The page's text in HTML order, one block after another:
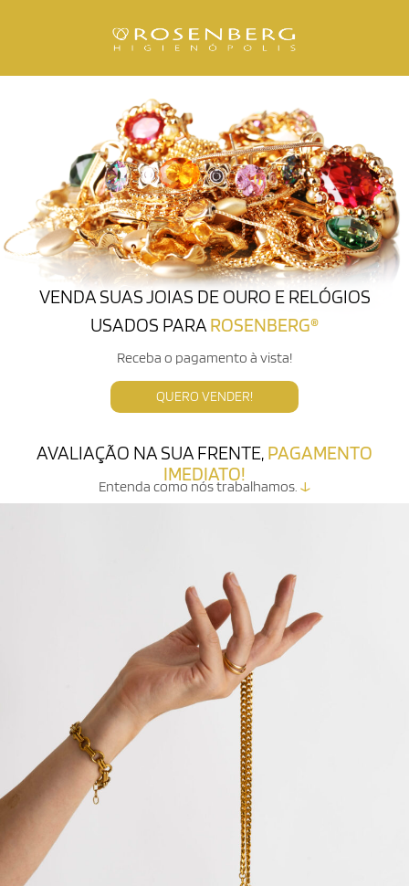
VENDA SUAS JOIAS DE OURO E RELÓGIOS
USADOS PARA ROSENBERG®
Receba o pagamento à vista!
QUERO VENDER!
AVALIAÇÃO NA SUA FRENTE, PAGAMENTO
IMEDIATO!
Entenda como nós trabalhamos. ↓